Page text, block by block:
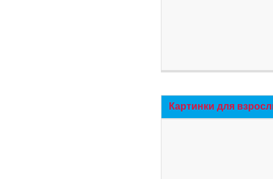
Картинки для